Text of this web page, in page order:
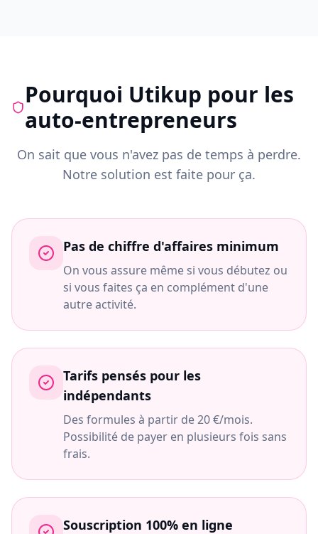
Pourquoi Utikup pour les
auto-entrepreneurs
On sait que vous n'avez pas de temps à perdre.
Notre solution est faite pour ça.
Pas de chiffre d'affaires minimum
On vous assure même si vous débutez ou
si vous faites ça en complément d'une
autre activité.
Tarifs pensés pour les
indépendants
Des formules à partir de 20 €/mois.
Possibilité de payer en plusieurs fois sans
frais.
Souscription 100% en ligne